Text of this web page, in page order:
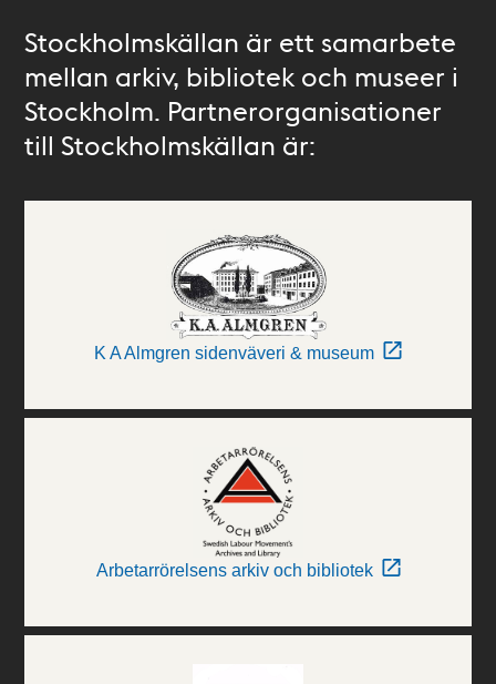
Stockholmskällan är ett samarbete
mellan arkiv, bibliotek och museer i
Stockholm. Partnerorganisationer
till Stockholmskällan är:
K A Almgren sidenväveri & museum
Arbetarrörelsens arkiv och bibliotek